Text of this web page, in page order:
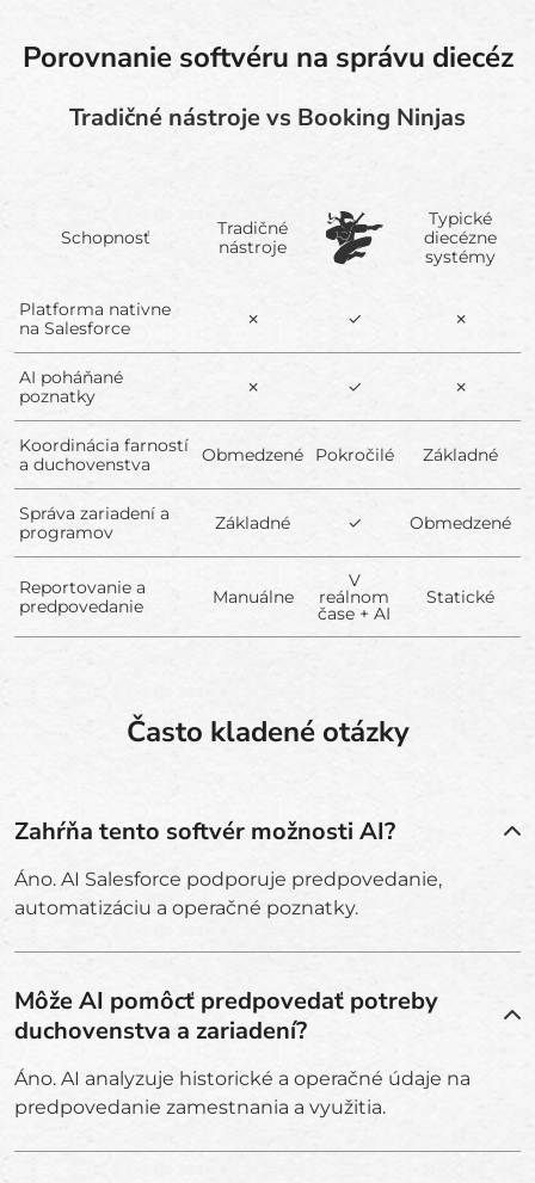
Porovnanie softvéru na správu diecéz
Tradičné nástroje vs Booking Ninjas
Schopnosť
Tradičné
nástroje
Typické
diecézne
systémy
Platforma nativne
na Salesforce
✗ ✓ ✗
AI poháňané
poznatky
✗ ✓ ✗
Koordinácia farností
a duchovenstva
Obmedzené Pokročilé Základné
Správa zariadení a
programov
Základné ✓ Obmedzené
Reportovanie a
predpovedanie
Manuálne
V
reálnom
čase + AI
Statické
Často kladené otázky
Zahŕňa tento softvér možnosti AI?
Áno. AI Salesforce podporuje predpovedanie,
automatizáciu a operačné poznatky.
Môže AI pomôcť predpovedať potreby
duchovenstva a zariadení?
Áno. AI analyzuje historické a operačné údaje na
predpovedanie zamestnania a využitia.